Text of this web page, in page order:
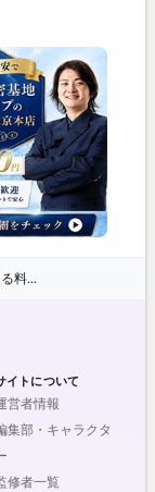
女性用風俗Q&A｜代表が答える料金・プレイ・衛生面のすべて
イトについて
営者情報
集部・キャラクタ
修者一覧